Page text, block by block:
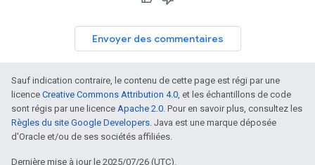
Envoyer des commentaires
Sauf indication contraire, le contenu de cette page est régi par une
licence Creative Commons Attribution 4.0, et les échantillons de code
sont régis par une licence Apache 2.0. Pour en savoir plus, consultez les
Règles du site Google Developers. Java est une marque déposée
d'Oracle et/ou de ses sociétés affiliées.
Dernière mise à jour le 2025/07/26 (UTC).